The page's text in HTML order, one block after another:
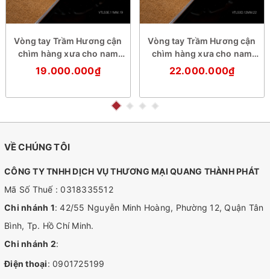
Vòng tay Trầm Hương cận
chìm hàng xưa cho nam
(size cơ bản)
19.000.000₫
Vòng tay Trầm Hương cận
chìm hàng xưa cho nam
(size trung)
22.000.000₫
VỀ CHÚNG TÔI
CÔNG TY TNHH DỊCH VỤ THƯƠNG MẠI QUANG THÀNH PHÁT
Mã Số Thuế : 0318335512
Chi nhánh 1: 42/55 Nguyễn Minh Hoàng, Phường 12, Quận Tân
Bình, Tp. Hồ Chí Minh.
Chi nhánh 2:
Điện thoại: 0901725199